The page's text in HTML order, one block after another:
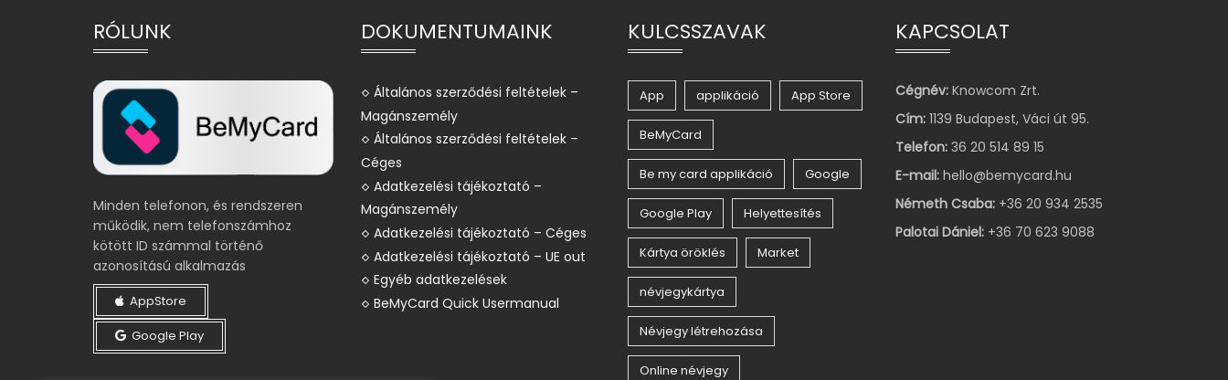
RÓLUNK
Minden telefonon, és rendszeren
működik, nem telefonszámhoz
kötött ID számmal történő
azonosítású alkalmazás
AppStore
Google Play
DOKUMENTUMAINK
Általános szerződési feltételek –
Magánszemély
Általános szerződési feltételek –
Céges
Adatkezelési tájékoztató –
Magánszemély
Adatkezelési tájékoztató – Céges
Adatkezelési tájékoztató – UE out
Egyéb adatkezelések
BeMyCard Quick Usermanual
KULCSSZAVAK
App applikáció App Store
BeMyCard
Be my card applikáció Google
Google Play Helyettesítés
Kártya öröklés Market
névjegykártya
Névjegy létrehozása
Online névjegy
KAPCSOLAT
Cégnév:Knowcom Zrt.
Cím:1139 Budapest, Váci út 95.
Telefon:36 20 514 89 15
E-mail:hello@bemycard.hu
Németh Csaba: +36 20 934 2535
Palotai Dániel: +36 70 623 9088